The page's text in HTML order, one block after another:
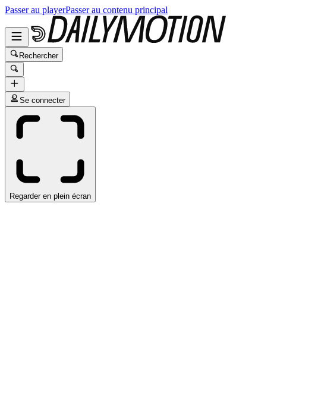
Passer au playerPasser au contenu principal
Rechercher
Se connecter
Regarder en plein écran